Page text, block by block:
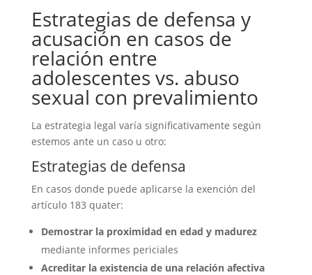
Estrategias de defensa y
acusación en casos de
relación entre
adolescentes vs. abuso
sexual con prevalimiento
La estrategia legal varía significativamente según
estemos ante un caso u otro:
Estrategias de defensa
En casos donde puede aplicarse la exención del
artículo 183 quater:
Demostrar la proximidad en edad y madurez
mediante informes periciales
Acreditar la existencia de una relación afectiva